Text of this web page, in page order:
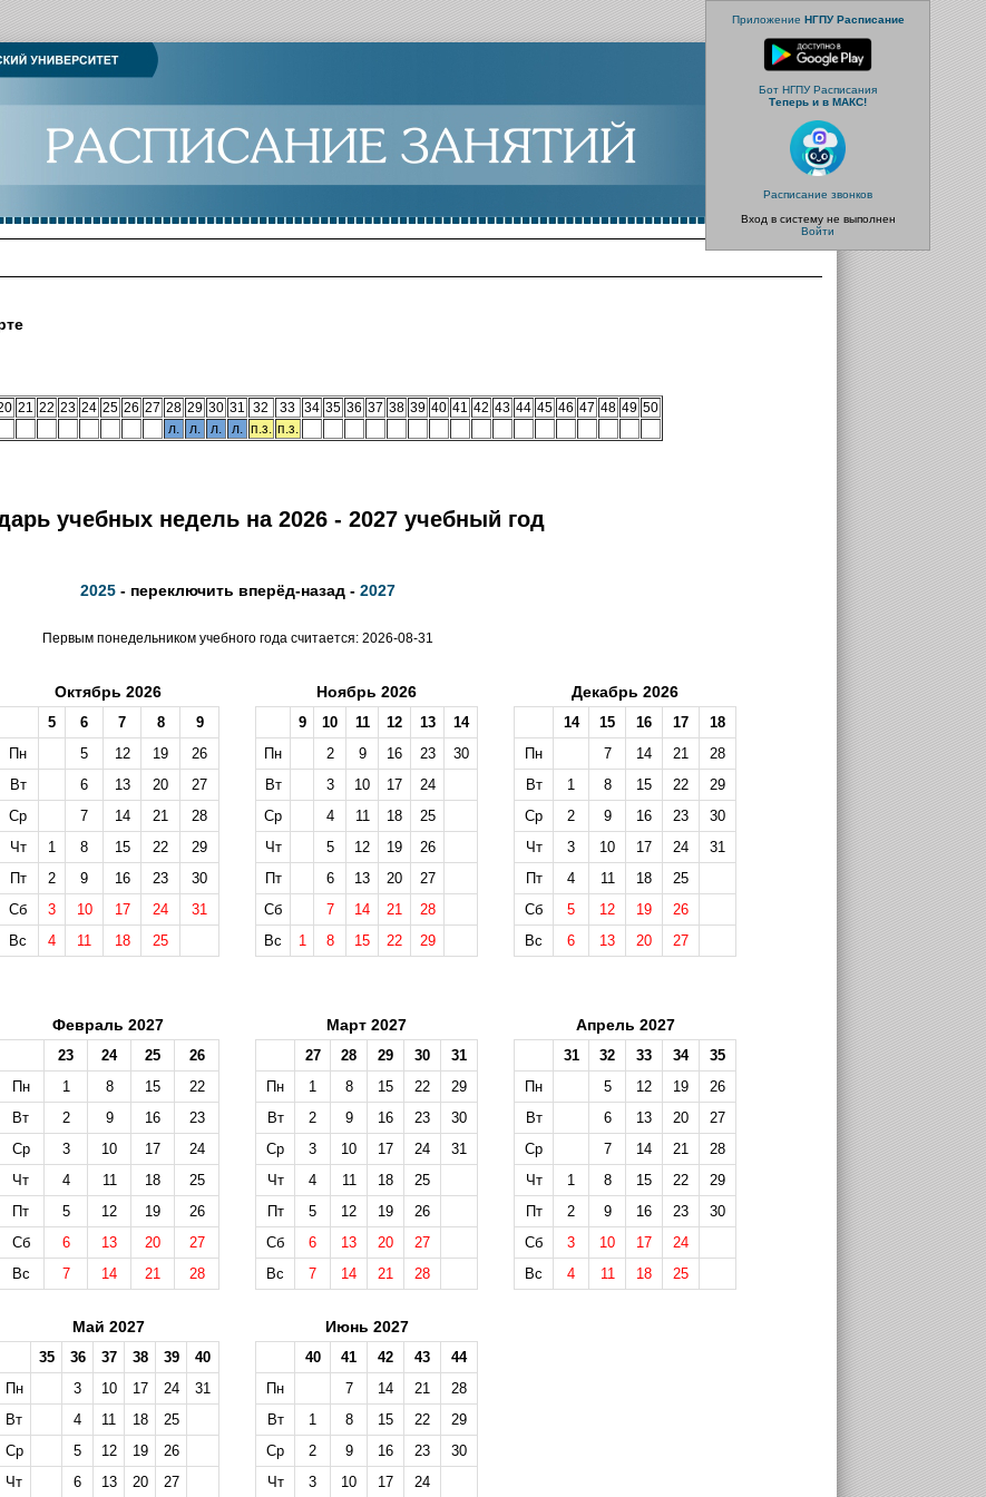
Приложение НГПУ Расписание
Бот НГПУ Расписания
Теперь и в МАКС!
Расписание звонков
Вход в систему не выполнен
Войти
21 22 23 24 25 26 27 28 29 30 31 32 33 34 35 36 37 38 39 40 41 42 43 44 45 46 47 48 49 50
л.
л. л. л. п.з. п.з.
учебных недель на 2026 - 2027 учебный год
2025- переключить вперёд-назад - 2027
Первым понедельником учебного года считается: 2026-08-31
Октябрь 2026
5 6 7 8
9
Пн
5 12 19
26
Вт
6 13 20
27
Ср
7 14 21
28
Чт
1 8 15 22
29
Пт
2 9 16 23
30
Сб
3 10 17 24
31
Вс
4 11 18 25
Ноябрь 2026
9 10 11 12 13
14
Пн
2 9 16 23
30
Вт
3 10 17
24
Ср
4 11 18
25
Чт
5 12 19
26
Пт
6 13 20
27
Сб
7 14 21
28
Вс
1 8 15 22 29
Декабрь 2026
14 15 16 17
18
Пн
7 14 21
28
Вт
1 8 15 22
29
Ср
2 9 16 23
30
Чт
3 10 17 24
31
Пт
4 11 18
25
Сб
5 12 19
26
Вс
6 13 20 27
Февраль 2027
23 24 25
26
Пн
1 8 15
22
Вт
2 9 16
23
Ср
3 10 17
24
Чт
4 11 18
25
Пт
5 12 19
26
Сб
6 13 20
27
Вс
7 14 21 28
Март 2027
27 28 29 30
31
Пн
1 8 15 22
29
Вт
2 9 16 23
30
Ср
3 10 17 24
31
Чт
4 11 18
25
Пт
5 12 19
26
Сб
6 13 20
27
Вс
7 14 21 28
Апрель 2027
31 32 33 34
35
Пн
5 12 19
26
Вт
6 13 20
27
Ср
7 14 21
28
Чт
1 8 15 22
29
Пт
2 9 16 23
30
Сб
3 10 17
24
Вс
4 11 18 25
Май 2027
35 36 37 38 39
40
Пн
3 10 17 24
31
Вт
4 11 18
25
Ср
5 12 19
26
Чт
6 13 20 27
Июнь 2027
40 41 42 43
44
Пн
7 14 21
28
Вт
1 8 15 22
29
Ср
2 9 16 23
30
Чт
3 10 17 24